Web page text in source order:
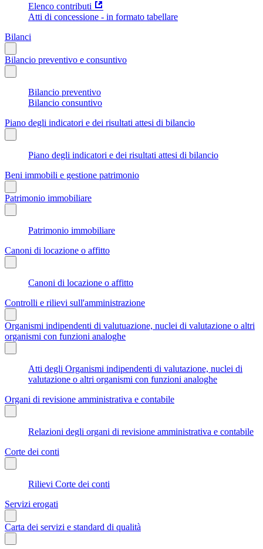
Elenco contributi
Atti di concessione - in formato tabellare
Bilanci
Bilancio preventivo e consuntivo
Bilancio preventivo
Bilancio consuntivo
Piano degli indicatori e dei risultati attesi di bilancio
Piano degli indicatori e dei risultati attesi di bilancio
Beni immobili e gestione patrimonio
Patrimonio immobiliare
Patrimonio immobiliare
Canoni di locazione o affitto
Canoni di locazione o affitto
Controlli e rilievi sull'amministrazione
Organismi indipendenti di valutuazione, nuclei di valutazione o altri
organismi con funzioni analoghe
Atti degli Organismi indipendenti di valutazione, nuclei di
valutazione o altri organismi con funzioni analoghe
Organi di revisione amministrativa e contabile
Relazioni degli organi di revisione amministrativa e contabile
Corte dei conti
Rilievi Corte dei conti
Servizi erogati
Carta dei servizi e standard di qualità